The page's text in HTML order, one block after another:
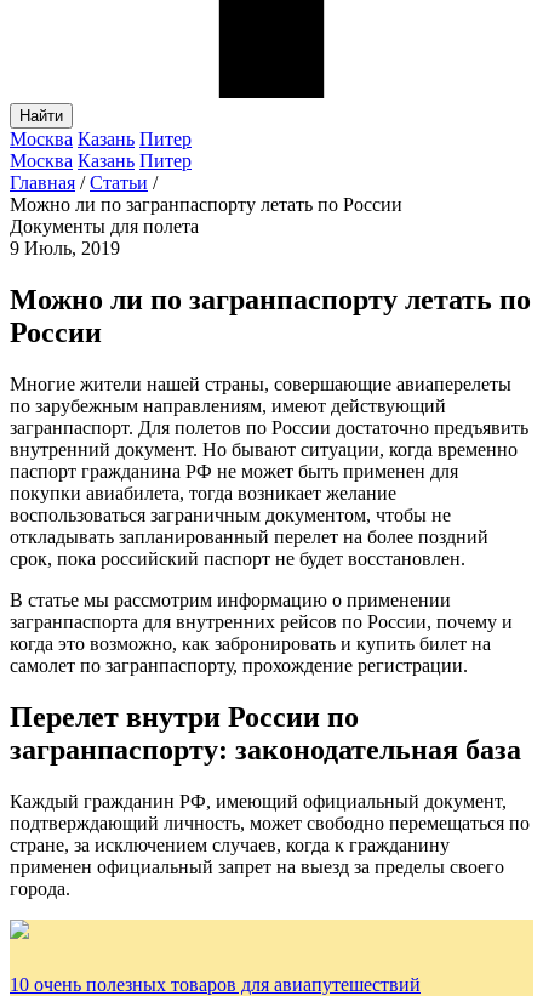
Найти
Москва Казань Питер
Москва Казань Питер
Главная / Статьи /
Можно ли по загранпаспорту летать по России
Документы для полета
9 Июль, 2019
Можно ли по загранпаспорту летать по
России
Многие жители нашей страны, совершающие авиаперелеты
по зарубежным направлениям, имеют действующий
загранпаспорт. Для полетов по России достаточно предъявить
внутренний документ. Но бывают ситуации, когда временно
паспорт гражданина РФ не может быть применен для
покупки авиабилета, тогда возникает желание
воспользоваться заграничным документом, чтобы не
откладывать запланированный перелет на более поздний
срок, пока российский паспорт не будет восстановлен.
В статье мы рассмотрим информацию о применении
загранпаспорта для внутренних рейсов по России, почему и
когда это возможно, как забронировать и купить билет на
самолет по загранпаспорту, прохождение регистрации.
Перелет внутри России по
загранпаспорту: законодательная база
Каждый гражданин РФ, имеющий официальный документ,
подтверждающий личность, может свободно перемещаться по
стране, за исключением случаев, когда к гражданину
применен официальный запрет на выезд за пределы своего
города.
10 очень полезных товаров для авиапутешествий